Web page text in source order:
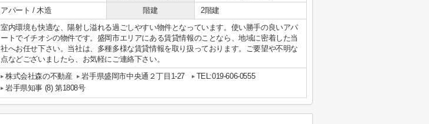
アパート / 木造 階建 2階建
室内環境も快適な、陽射し溢れる過ごしやすい物件となっています。使い勝手の良いアパ
ートでイチオシの物件です。盛岡市エリアにある賃貸情報のことなら、地域に密着した当
社へお任せ下さい。当社は、多種多様な賃貸情報を取り扱っております。ご要望や不明な
点などございましたら、お気軽にご連絡下さい。
株式会社森の不動産 岩手県盛岡市中央通２丁目1-27
TEL:019-606-0555
岩手県知事 (8) 第1808号